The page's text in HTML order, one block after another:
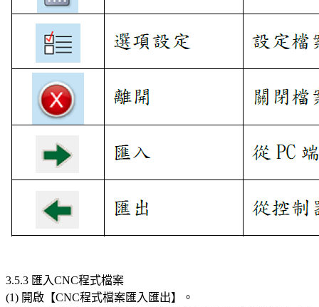
3.5.3 匯入CNC程式檔案
(1) 開啟【CNC程式檔案匯入匯出】。